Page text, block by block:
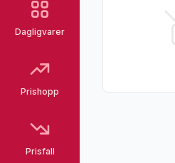
Dagligvarer
Prishopp
Prisfall